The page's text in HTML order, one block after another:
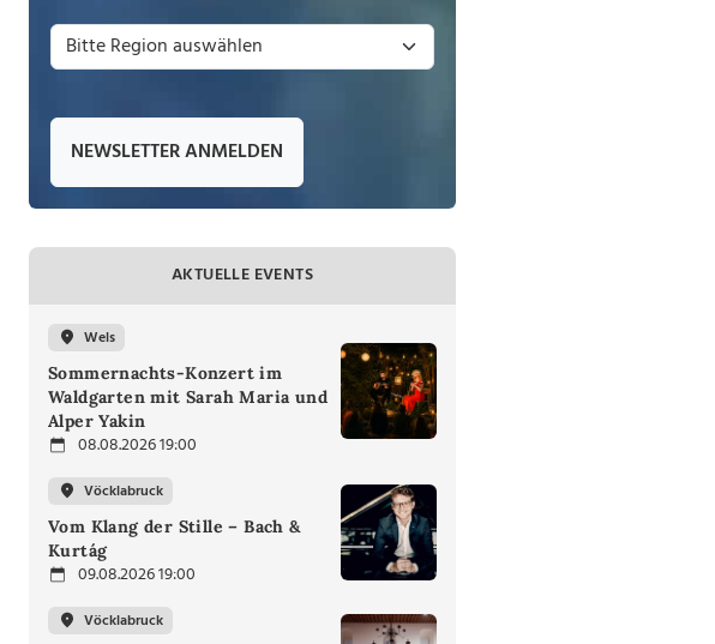
NEWSLETTER ANMELDEN
AKTUELLE EVENTS
Wels
Sommernachts-Konzert im
Waldgarten mit Sarah Maria und
Alper Yakin
08.08.2026 19:00
Vöcklabruck
Vom Klang der Stille – Bach &
Kurtág
09.08.2026 19:00
Vöcklabruck